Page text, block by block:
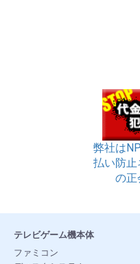
弊社は
払い防止
の正
テレビゲーム機本体
ファミコン